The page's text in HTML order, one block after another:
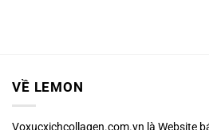
VỀ LEMON
Voxucxichcollagen.com.vn là Website